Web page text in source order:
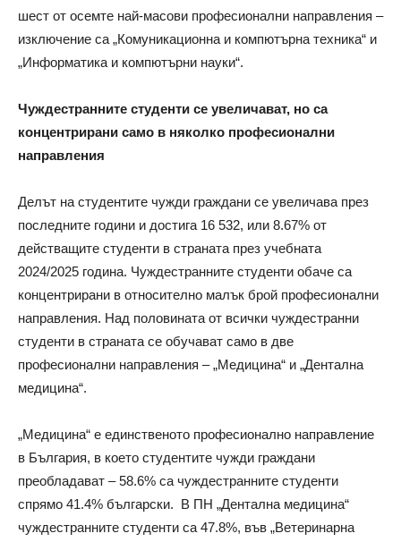
шест от осемте най-масови професионални направления –
изключение са „Комуникационна и компютърна техника“ и
„Информатика и компютърни науки“.
Чуждестранните студенти се увеличават, но са
концентрирани само в няколко професионални
направления
Делът на студентите чужди граждани се увеличава през
последните години и достига 16 532, или 8.67% от
действащите студенти в страната през учебната
2024/2025 година. Чуждестранните студенти обаче са
концентрирани в относително малък брой професионални
направления. Над половината от всички чуждестранни
студенти в страната се обучават само в две
професионални направления – „Медицина“ и „Дентална
медицина“.
„Медицина“ е единственото професионално направление
в България, в което студентите чужди граждани
преобладават – 58.6% са чуждестранните студенти
спрямо 41.4% български. В ПН „Дентална медицина“
чуждестранните студенти са 47.8%, във „Ветеринарна